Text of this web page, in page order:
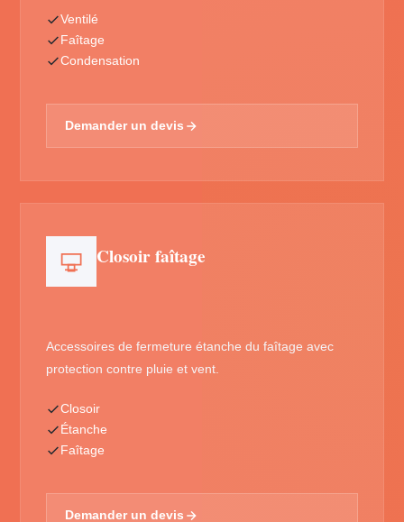
Ventilé
Faîtage
Condensation
Demander un devis
Closoir faîtage
Accessoires de fermeture étanche du faîtage avec
protection contre pluie et vent.
Closoir
Étanche
Faîtage
Demander un devis